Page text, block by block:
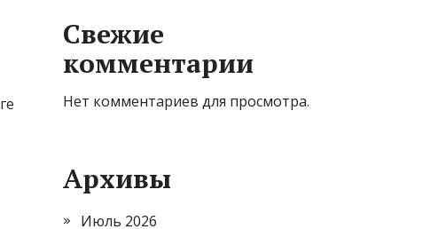
Свежие
комментарии
Нет комментариев для просмотра.
Архивы
Июль 2026